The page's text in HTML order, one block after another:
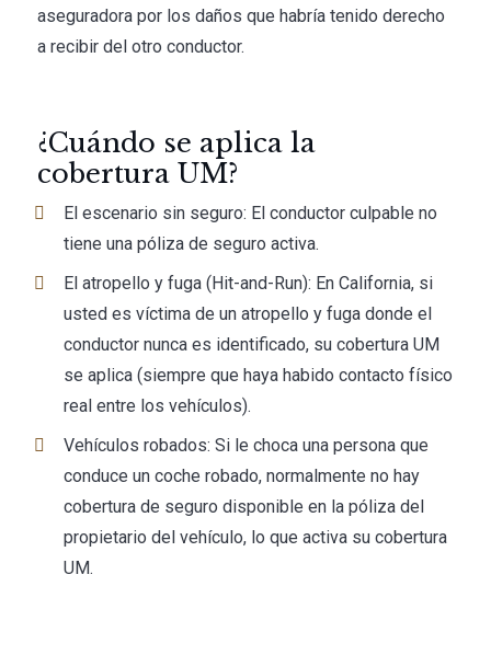
aseguradora por los daños que habría tenido derecho
a recibir del otro conductor.
¿Cuándo se aplica la
cobertura UM?
El escenario sin seguro: El conductor culpable no
tiene una póliza de seguro activa.
El atropello y fuga (Hit-and-Run): En California, si
usted es víctima de un atropello y fuga donde el
conductor nunca es identificado, su cobertura UM
se aplica (siempre que haya habido contacto físico
real entre los vehículos).
Vehículos robados: Si le choca una persona que
conduce un coche robado, normalmente no hay
cobertura de seguro disponible en la póliza del
propietario del vehículo, lo que activa su cobertura
UM.